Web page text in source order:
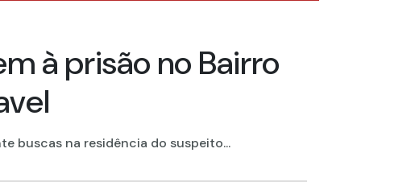
à prisão no Bairro
buscas na residência do suspeito...